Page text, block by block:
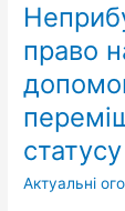
право
Актуальні
мають
надавати
благодійну
допомогу
внутрішньо
переміщеним
особам